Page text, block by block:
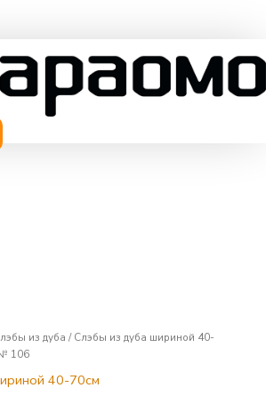
из дуба /Слэбы из дуба шириной 40-
106
40-70см